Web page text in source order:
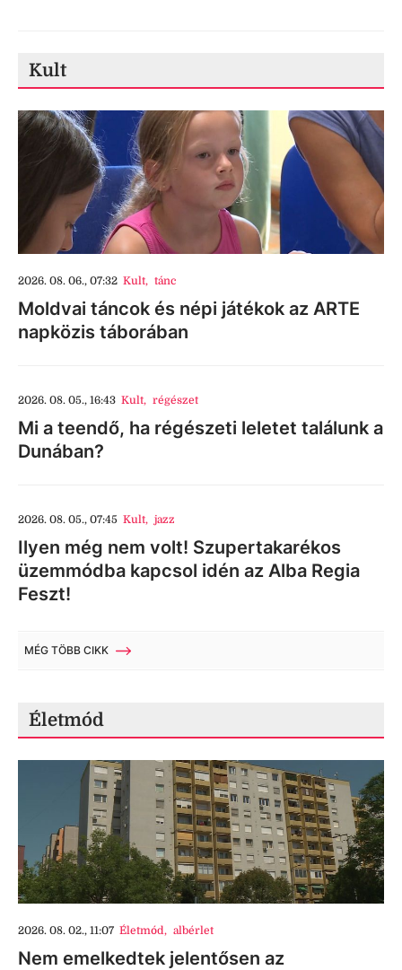
Kult
2026. 08. 06., 07:32 Kult, tánc
Moldvai táncok és népi játékok az ARTE
napközis táborában
2026. 08. 05., 16:43 Kult, régészet
Mi a teendő, ha régészeti leletet találunk a
Dunában?
2026. 08. 05., 07:45 Kult, jazz
Ilyen még nem volt! Szupertakarékos
üzemmódba kapcsol idén az Alba Regia
Feszt!
MÉG TÖBB CIKK
Életmód
2026. 08. 02., 11:07 Életmód, albérlet
Nem emelkedtek jelentősen az